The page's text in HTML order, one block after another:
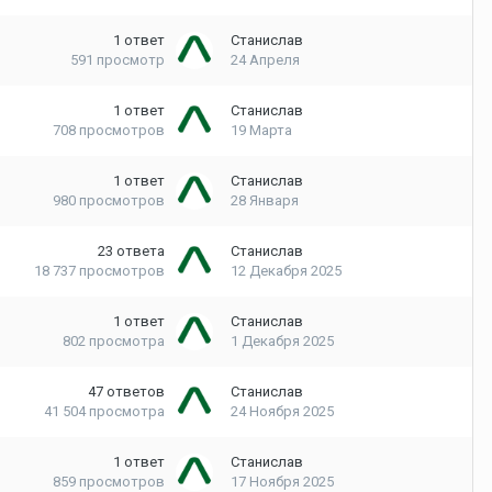
1 ответ
591 просмотр
Станислав
24 Апреля
1 ответ
708 просмотров
Станислав
19 Марта
1 ответ
980 просмотров
Станислав
28 Января
23 ответа
18 737 просмотров
Станислав
12 Декабря 2025
1 ответ
802 просмотра
Станислав
1 Декабря 2025
47 ответов
41 504 просмотра
Станислав
24 Ноября 2025
1 ответ
859 просмотров
Станислав
17 Ноября 2025